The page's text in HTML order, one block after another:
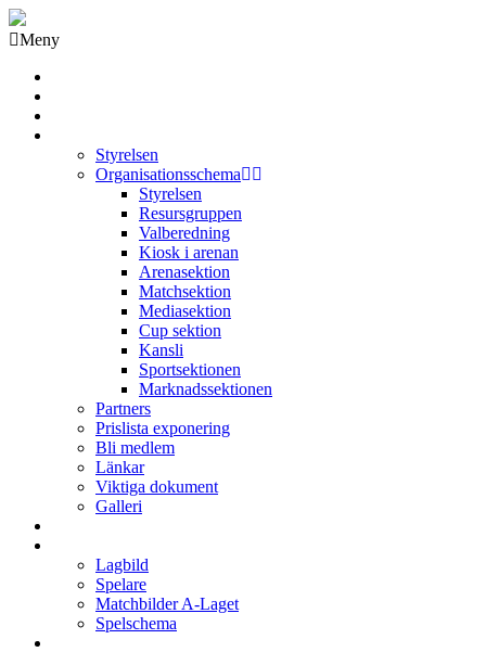
Meny
Styrelsen
Organisationsschema
Styrelsen
Resursgruppen
Valberedning
Kiosk i arenan
Arenasektion
Matchsektion
Mediasektion
Cup sektion
Kansli
Sportsektionen
Marknadssektionen
Partners
Prislista exponering
Bli medlem
Länkar
Viktiga dokument
Galleri
Lagbild
Spelare
Matchbilder A-Laget
Spelschema